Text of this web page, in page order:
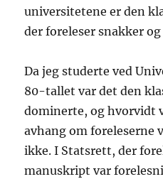
universitetene er den
der foreleser snakker
Da jeg studerte ved
80-tallet var det den
dominerte, og hvorvidt
avhang om foreleserne
ikke. I Statsrett, der
manuskript var